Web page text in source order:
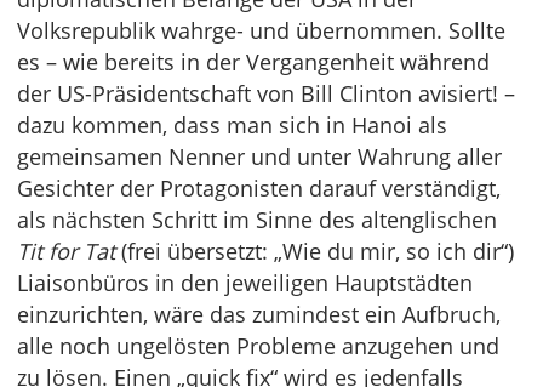
Volksrepublik wahrge- und übernommen. Sollte
es – wie bereits in der Vergangenheit während
der US-Präsidentschaft von Bill Clinton avisiert! –
dazu kommen, dass man sich in Hanoi als
gemeinsamen Nenner und unter Wahrung aller
Gesichter der Protagonisten darauf verständigt,
als nächsten Schritt im Sinne des altenglischen
Tit for Tat(frei übersetzt: „Wie du mir, so ich dir“)
Liaisonbüros in den jeweiligen Hauptstädten
einzurichten, wäre das zumindest ein Aufbruch,
alle noch ungelösten Probleme anzugehen und
zu lösen. Einen „quick fix“ wird es jedenfalls